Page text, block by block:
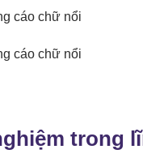
trong